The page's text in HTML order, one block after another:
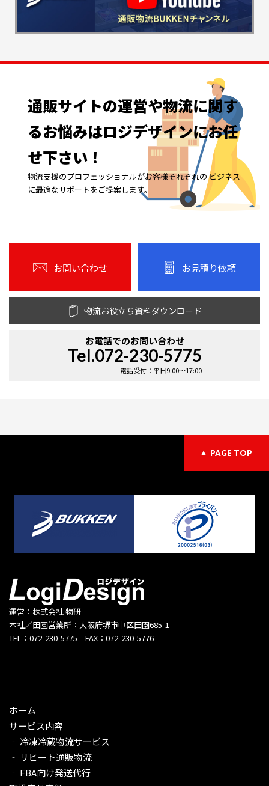
通販サイトの運営や物流に関す
るお悩みはロジデザインにお任
せ下さい！
物流支援のプロフェッショナルがお客様それぞれの ビジネス
に最適なサポートをご提案します。
お問い合わせ お見積り依頼
物流お役立ち資料ダウンロード
お電話でのお問い合わせ
Tel.072-230-5775
電話受付：平日9:00〜17:00
PAGE TOP
運営：株式会社 物研
本社／田園営業所：大阪府堺市中区田園685-1
TEL：072-230-5775 FAX：072-230-5776
ホーム
サービス内容
‐ 冷凍冷蔵物流サービス
‐ リピート通販物流
‐ FBA向け発送代行